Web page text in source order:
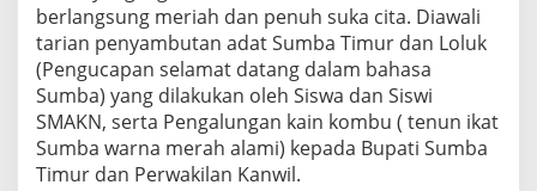
berlangsung meriah dan penuh suka cita. Diawali
tarian penyambutan adat Sumba Timur dan Loluk
(Pengucapan selamat datang dalam bahasa
Sumba) yang dilakukan oleh Siswa dan Siswi
SMAKN, serta Pengalungan kain kombu ( tenun ikat
Sumba warna merah alami) kepada Bupati Sumba
Timur dan Perwakilan Kanwil.